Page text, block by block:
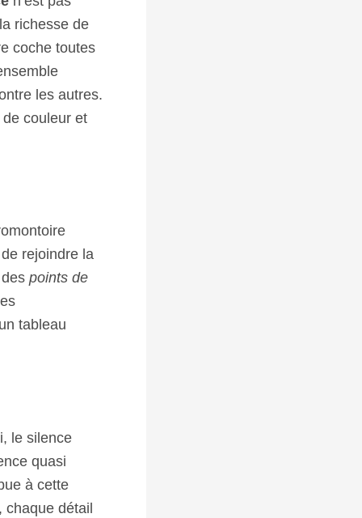
richesse de
coche toutes
les autres.
couleur et
rejoindre la
points de
tableau
le silence
quasi
à cette
détail